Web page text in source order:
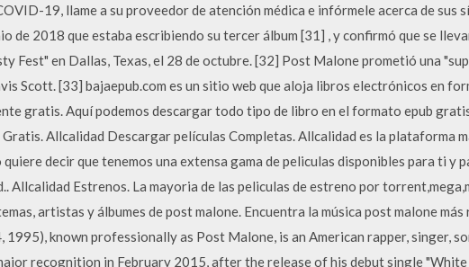
19, llame a su proveedor de atención médica e infórmele acerca de sus
de 2018 que estaba escribiendo su tercer álbum [31] , y confirmó que se
Fest" en Dallas, Texas, el 28 de octubre. [32] Post Malone prometió una
Scott. [33] bajaepub.com es un sitio web que aloja libros electrónicos en
gratis. Aquí podemos descargar todo tipo de libro en el formato epub
Allcalidad Descargar películas Completas. Allcalidad es la plataforma
decir que tenemos una extensa gama de peliculas disponibles para ti y
Allcalidad Estrenos. La mayoria de las peliculas de estreno por
artistas y álbumes de post malone. Encuentra la música post malone más
1995), known professionally as Post Malone, is an American rapper, singer,
recognition in February 2015, after the release of his debut single "White